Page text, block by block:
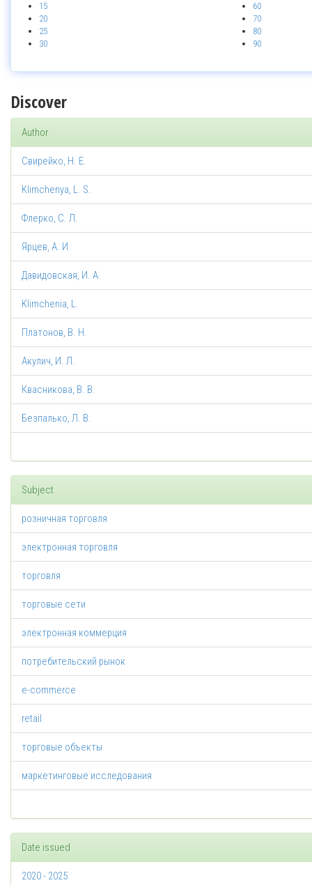
15
20
25
30
60
70
80
90
Discover
Author
Свирейко, Н. Е.
Klimchenya, L. S.
Флерко, С. Л.
Ярцев, А. И.
Давидовская, И. А.
Klimchenia, L.
Платонов, В. Н.
Акулич, И. Л.
Квасникова, В. В.
Безпалько, Л. В.
Subject
розничная торговля
электронная торговля
торговля
торговые сети
электронная коммерция
потребительский рынок
e-commerce
retail
торговые объекты
маркетинговые исследования
Date issued
2020 - 2025